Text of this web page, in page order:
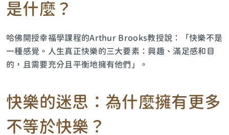
是什麼？
哈佛開授幸福學課程的Arthur Brooks教授說：「快樂不是
一種感覺。人生真正快樂的三大要素：興趣、滿足感和目
的，且需要充分且平衡地擁有他們」。
快樂的迷思：為什麼擁有更多
不等於快樂？